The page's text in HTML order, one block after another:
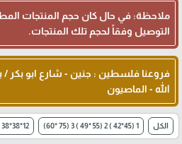
ملاحظة: في حال كان حجم المنتجات
التوصيل وفقاً لحجم تلك المنتجات.
فروعنا فلسطين : جنين - شارع ابو بكر /
الله - الماصيون
الكل 1 (45*42 ) 2 (55 *49 ) 3 (75 *60) 12*38*38 سم